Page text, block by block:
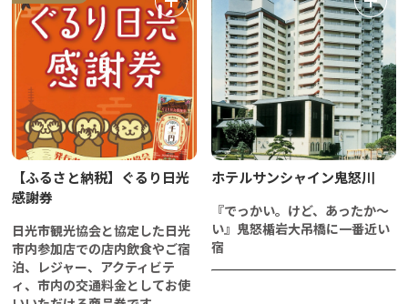
【ふるさと納税】ぐるり日光
感謝券
日光市観光協会と協定した日光
市内参加店での店内飲食やご宿
泊、レジャー、アクティビテ
ィ、市内の交通料金としてお使
ホテルサンシャイン鬼怒川
『でっかい。けど、あったか～
い』鬼怒楯岩大吊橋に一番近い
宿